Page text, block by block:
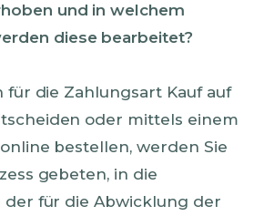
und in welchem
diese bearbeitet?
für die Zahlungsart Kauf auf
oder mittels einem
bestellen, werden Sie
gebeten, in die
für die Abwicklung der